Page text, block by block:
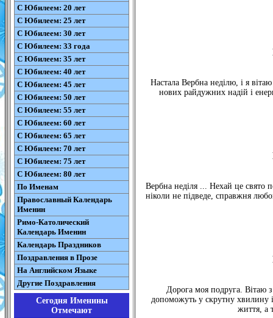
С Юбилеем: 20 лет
С Юбилеем: 25 лет
С Юбилеем: 30 лет
С Юбилеем: 33 года
С Юбилеем: 35 лет
С Юбилеем: 40 лет
С Юбилеем: 45 лет
С Юбилеем: 50 лет
С Юбилеем: 55 лет
С Юбилеем: 60 лет
С Юбилеем: 65 лет
С Юбилеем: 70 лет
С Юбилеем: 75 лет
С Юбилеем: 80 лет
По Именам
Православный Календарь
Именин
Римо-Католический
Календарь Именин
Календарь Праздников
Поздравления в Прозе
На Английском Языке
Другие Поздравления
Сегодня Именины
Отмечают
Настала Вербна неділю, і я
нових райдужних надій і
Вербна неділя ... Нехай це свято
ніколи не підведе, справжня
Дорога моя подруга. Вітаю
допоможуть у скрутну хвилину
життя, а